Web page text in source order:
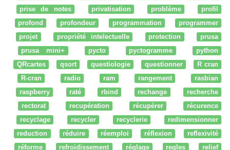
prise de notes
privatisation problème
profil
profond
profondeur programmation
programmer
projet
propriété intelectuelle protection
prusa
prusa mini+
pycto pyctogramme
python
QRcartes
qsort questiologie questionner
R cran
R-cran
radio ram rangement
rasbian
raspberry
raté rbind rechange
recherche
rectorat
recupération récupérer
récurence
recyclage
recycler recyclerie
redimensionner
reduction
réduire réemploi réflexion
reflexivité
réforme
refroidissement réglage regles
relief